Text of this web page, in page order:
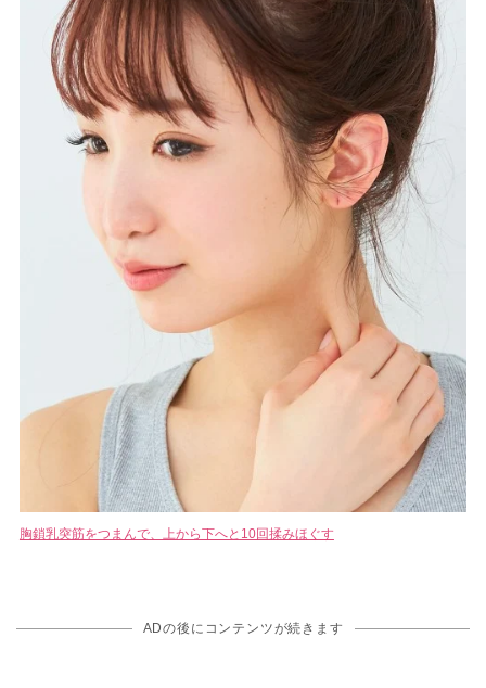
胸鎖乳突筋をつまんで、上から下へと10回揉みほぐす
ADの後にコンテンツが続きます